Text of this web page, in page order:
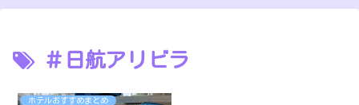
＃日航アリビラ
ホテルおすすめまとめ